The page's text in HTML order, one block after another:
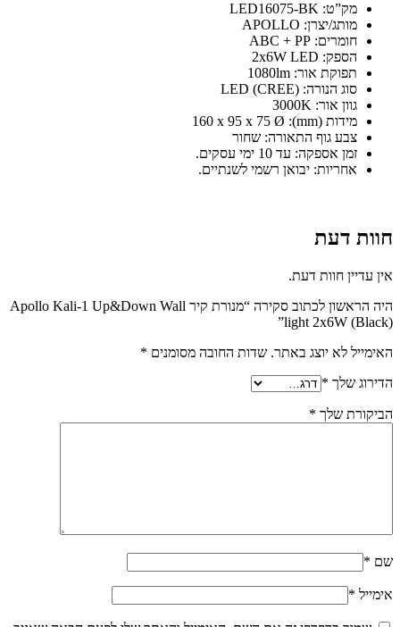
מק”ט: LED16075-BK
מותג/יצרן: APOLLO
חומרים: ABC + PP
הספק: 2x6W LED
תפוקת אור: 1080lm
סוג הנורה: LED (CREE)
גוון אור: 3000K
מידות (mm): 160 x 95 x 75 Ø
צבע גוף התאורה: שחור
זמן אספקה: עד 10 ימי עסקים.
אחריות: יבואן רשמי לשנתיים.
חוות דעת
אין עדיין חוות דעת.
היה הראשון לכתוב סקירה “מנורת קיר Apollo Kali-1 Up&Down Wall
light 2x6W (Black)”
האימייל לא יוצג באתר. שדות החובה מסומנים *
הדירוג שלך *
הביקורת שלך *
שם *
אימייל *